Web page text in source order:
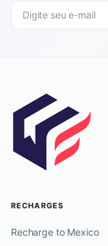
RECHARGES
Recharge to Mexico